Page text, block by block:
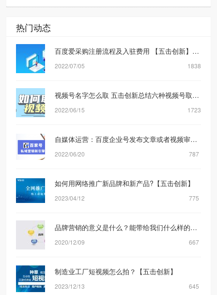
热门动态
百度爱采购注册流程及入驻费用 【五击创新】网络营销公司
2022/07/05 1838
视频号名字怎么取 五击创新总结六种视频号取名方式
2022/06/15 1723
自媒体运营：百度企业号发布文章或者视频审核规则机制是什么？【五击创新】
2022/06/20 787
如何用网络推广新品牌和新产品?【五击创新】
2023/04/12 775
品牌营销的意义是什么？能带给我们什么样的转化？
2020/12/09 667
制造业工厂短视频怎么拍？【五击创新】
2023/12/13 645